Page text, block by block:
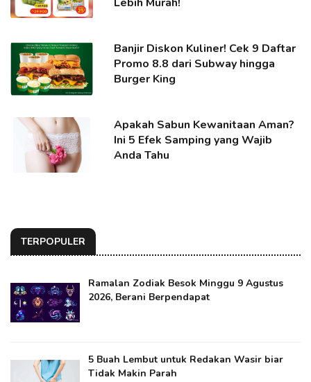
Banjir Diskon Kuliner! Cek 9 Daftar
Promo 8.8 dari Subway hingga
Burger King
Apakah Sabun Kewanitaan Aman?
Ini 5 Efek Samping yang Wajib
Anda Tahu
TERPOPULER
Ramalan Zodiak Besok Minggu 9 Agustus
2026, Berani Berpendapat
5 Buah Lembut untuk Redakan Wasir biar
Tidak Makin Parah